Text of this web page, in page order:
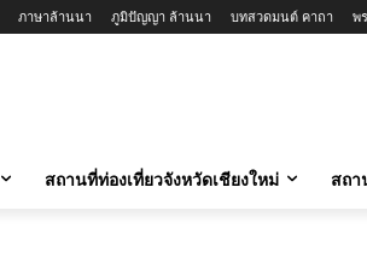
ภาษาล้านนา ภูมิปัญญา ล้านนา บทสวดมนต์ คาถา พ
สถานที่ท่องเที่ยวจังหวัดเชียงใหม่ สถา